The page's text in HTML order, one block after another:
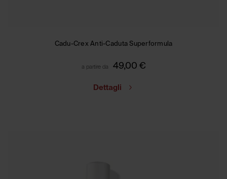
Cadu-Crex Anti-Caduta Superformula
a partire da 49,00 €
Dettagli